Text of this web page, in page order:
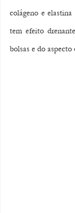
colágeno e
tem efeito
bolsas e do